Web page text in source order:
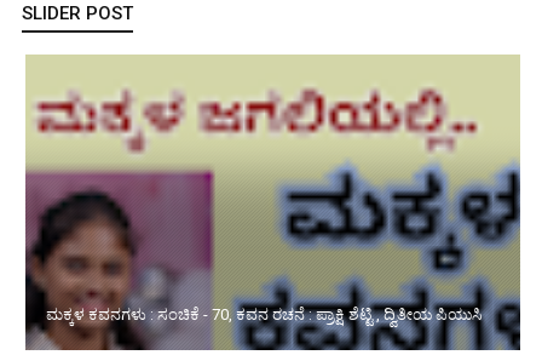
SLIDER POST
ಪ್ರೀತಿಯ ಪುಸ್ತಕ : ಸಂಚಿಕೆ - 224 children's books Vani periyodi